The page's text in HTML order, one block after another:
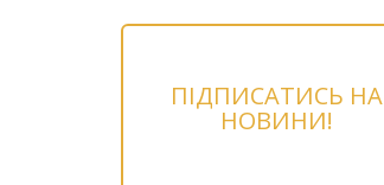
ПІДПИСАТИСЬ НА
НОВИНИ!